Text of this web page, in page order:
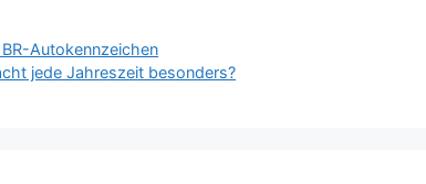
Autokennzeichen
jede Jahreszeit besonders?